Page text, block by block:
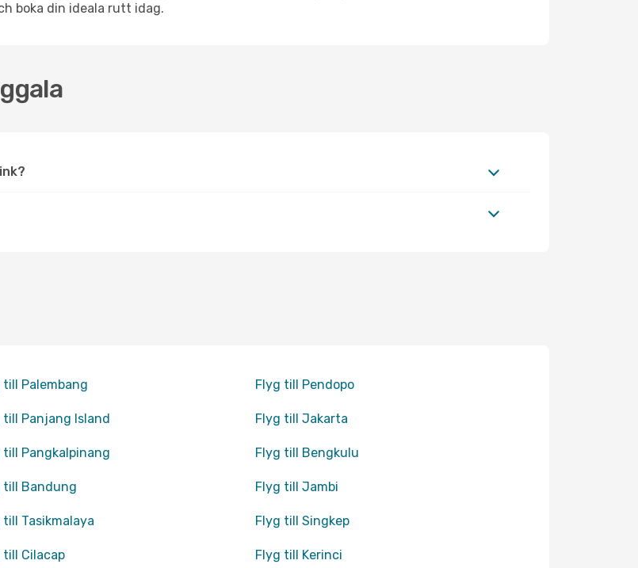
boka din ideala rutt idag.
till Palembang Flyg till Pendopo
till Panjang Island Flyg till Jakarta
till Pangkalpinang Flyg till Bengkulu
till Bandung Flyg till Jambi
till Tasikmalaya Flyg till Singkep
till Cilacap Flyg till Kerinci